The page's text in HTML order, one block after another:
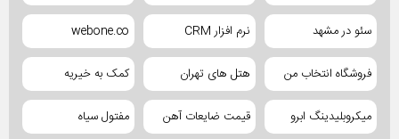
سئو در مشهد نرم افزار CRM webone.co
فروشگاه انتخاب من هتل های تهران کمک به خیریه
میکروبلیدینگ ابرو قیمت ضایعات آهن مفتول سیاه